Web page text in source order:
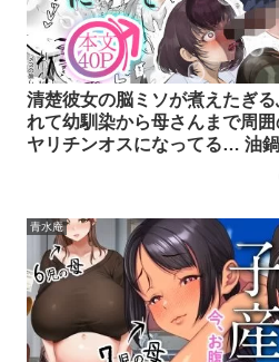
清楚彼女の脳ミソが煮えたぎ
れて幼馴染から母さんまで周
ヤリチンオスになってる… 油
青水庵